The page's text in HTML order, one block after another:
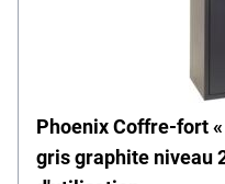
Phoenix Coffre-fort
gris graphite niveau